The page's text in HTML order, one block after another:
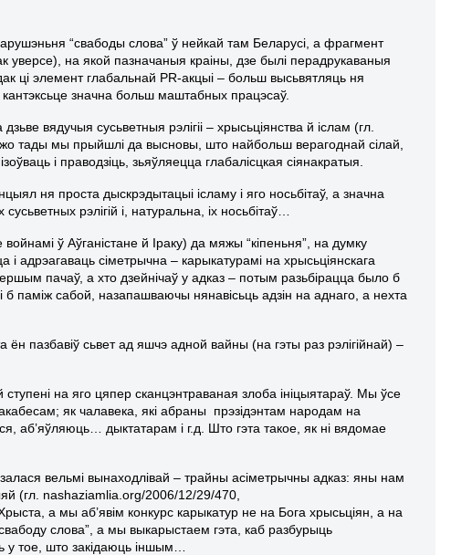
“свабоды слова” ў нейкай там Беларусі, а фрагмент
на якой пазначаныя краіны, дзе былі перадрукаваныя
ці элемент глабальнай PR-акцыі – больш высьвятляць ня
значна больш маштабных працэсаў.
вядучыя сусьветныя рэлігіі – хрысьціянства й іслам (гл.
тады мы прыйшлі да высновы, што найбольш верагоднай сілай,
і праводзіць, зьяўляецца глабалісцкая сіянакратыя.
ня проста дыскрэдытацыі ісламу і яго носьбітаў, а значна
рэлігій і, натуральна, іх носьбітаў…
ў Аўганістане й Іраку) да мяжы “кіпеньня”, на думку
і адрэагаваць сіметрычна – карыкатурамі на хрысьціянскага
пачаў, а хто дзейнічаў у адказ – потым разьбірацца было б
б паміж сабой, назапашваючы нянавісьць адзін на аднаго, а нехта
пазбавіў сьвет ад яшчэ адной вайны (на гэты раз рэлігійнай) –
на яго цяпер сканцэнтраваная злоба ініцыятараў. Мы ўсе
як чалавека, які абраны прэзідэнтам народам на
аб’яўляюць… дыктатарам і г.д. Што гэта такое, як ні вядомае
вельмі вынаходлівай – трайны асіметрычны адказ: яны нам
(гл. nashaziamlia.org/2006/12/29/470,
а мы аб’явім конкурс карыкатур не на Бога хрысьціян, а на
слова”, а мы выкарыстаем гэта, каб разбурыць
у тое, што закідаюць іншым…